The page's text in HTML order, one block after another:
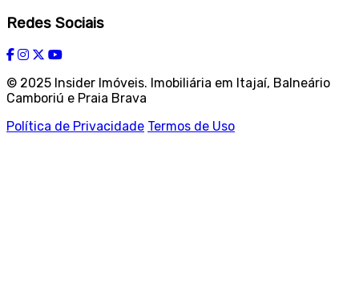
Redes Sociais
© 2025 Insider Imóveis. Imobiliária em Itajaí, Balneário
Camboriú e Praia Brava
Política de Privacidade Termos de Uso